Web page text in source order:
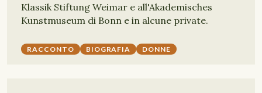
Klassik Stiftung Weimar e all'Akademisches
Kunstmuseum di Bonn e in alcune private.
RACCONTO BIOGRAFIA DONNE